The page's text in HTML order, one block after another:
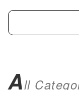
All